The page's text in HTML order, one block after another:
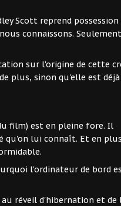
Scott reprend possession
connaissons.
sur l'origine de cette
plus, sinon qu'elle est
film) est en pleine fore. Il
qu'on lui connaît. Et en
l'ordinateur de bord
réveil d'hibernation et de